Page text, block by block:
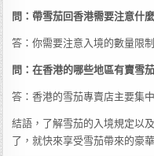
問：帶雪茄回香港需要注意什
答：你需要注意入境的數量限
問：在香港的哪些地區有賣雪
答：香港的雪茄專賣店主要集
結語，了解雪茄的入境規定以
了，就快來享受雪茄帶來的豪